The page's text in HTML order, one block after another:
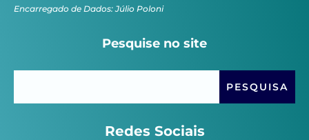
Encarregado de Dados: Júlio Poloni
Pesquise no site
Redes Sociais